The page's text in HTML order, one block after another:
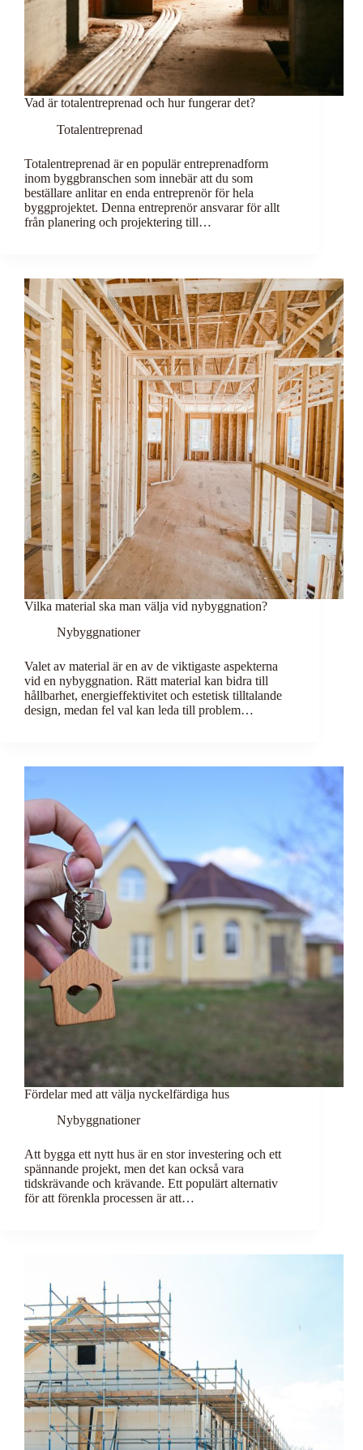
Vad är totalentreprenad och hur fungerar det?
Totalentreprenad
Totalentreprenad är en populär entreprenadform
inom byggbranschen som innebär att du som
beställare anlitar en enda entreprenör för hela
byggprojektet. Denna entreprenör ansvarar för allt
från planering och projektering till…
Vilka material ska man välja vid nybyggnation?
Nybyggnationer
Valet av material är en av de viktigaste aspekterna
vid en nybyggnation. Rätt material kan bidra till
hållbarhet, energieffektivitet och estetisk tilltalande
design, medan fel val kan leda till problem…
Fördelar med att välja nyckelfärdiga hus
Nybyggnationer
Att bygga ett nytt hus är en stor investering och ett
spännande projekt, men det kan också vara
tidskrävande och krävande. Ett populärt alternativ
för att förenkla processen är att…